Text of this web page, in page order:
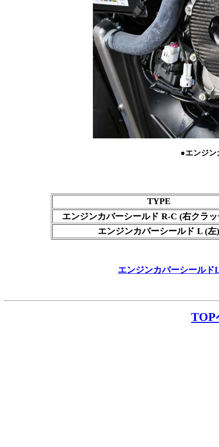
●エンジ
TYPE
エンジンカバーシールド R-C (右クラ
エンジンカバーシールド L (左)
エンジンカバーシール
TOP